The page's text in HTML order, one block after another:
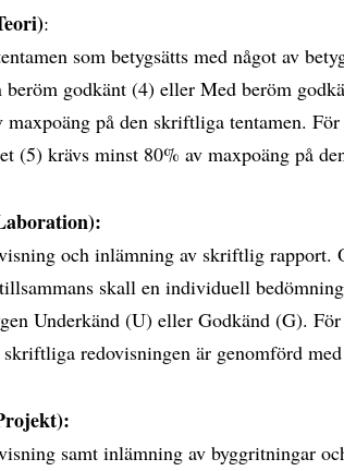
:
som betygsätts med något av
godkänt (4) eller Med beröm
maxpoäng på den skriftliga tentamen.
(5) krävs minst 80% av maxpoäng på
och inlämning av skriftlig rapport.
skall en individuell
Underkänd (U) eller Godkänd (G).
redovisningen är genomförd
samt inlämning av byggritningar